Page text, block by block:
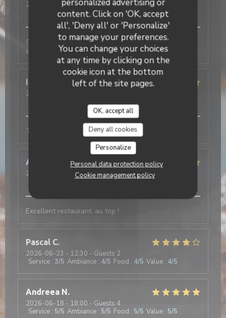
personalized advertising or
content. Click on 'OK, accept
all', 'Deny all' or 'Personalize'
to manage your preferences.
You can change your choices
at any time by clicking on the
cookie icon at the bottom
left of the site pages.
OK, accept all
Deny all cookies
Personalize
Personal data protection policy
Cookie management policy
2026-07-06- 12:30 - Guests 3
5/5 Ambiance:5/5 Food: 5/5 Value:5
Service rapide et agréable, cuisine délicieuse comme
d'habitude! Merci beaucoup
Isabelle
2026-06-29
Très bons plats, joli cadre, et service pro.
Alaric
2026-06-24
- 20:00 - Guests 2
Ambiance:5/5 Food:5/5 Value
Excellent restaurant, au top !
Pascal C
2026-06-23 - 12:30 - Guests 2
Service : 3/5 Ambiance : 4/5 Food : 4/5 Value : 4/5
Andreea N
2026-06-18 - 18:00 - Guests 4
Service : 5/5 Ambiance : 5/5 Food : 5/5 Value : 5/5